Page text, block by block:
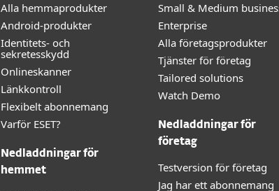
Alla hemmaprodukter
Android-produkter
Identitets- och
sekretesskydd
Onlineskanner
Länkkontroll
Flexibelt abonnemang
Varför ESET?
Nedladdningar för
hemmet
Small & Medium
Enterprise
Alla företagsprodukter
Tjänster för företag
Tailored solutions
Watch Demo
Nedladdningar för
företag
Testversion för företag
Jag har ett abonnemang